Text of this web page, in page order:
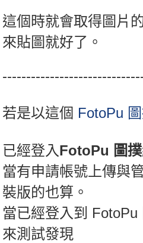
這個時就會取得圖片
來貼圖就好了。
若是以這個 FotoPu
已經登入FotoPu 圖撲
當有申請帳號上傳與
裝版的也算。
當已經登入到
來測試發現